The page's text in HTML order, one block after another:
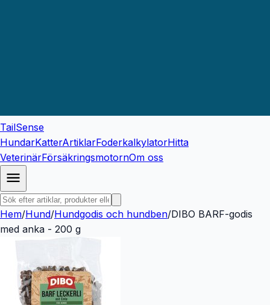
TailSense
HundarKatterArtiklarFoderkalkylatorHitta
VeterinärFörsäkringsmotornOm oss
Hem/Hund/Hundgodis och hundben/DIBO BARF-godis
med anka - 200 g